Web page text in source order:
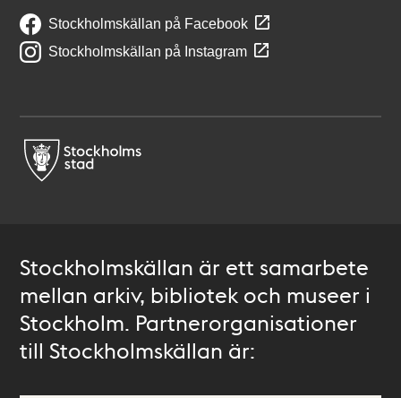
Stockholmskällan på Facebook
Stockholmskällan på Instagram
Stockholmskällan är ett samarbete
mellan arkiv, bibliotek och museer i
Stockholm. Partnerorganisationer
till Stockholmskällan är: